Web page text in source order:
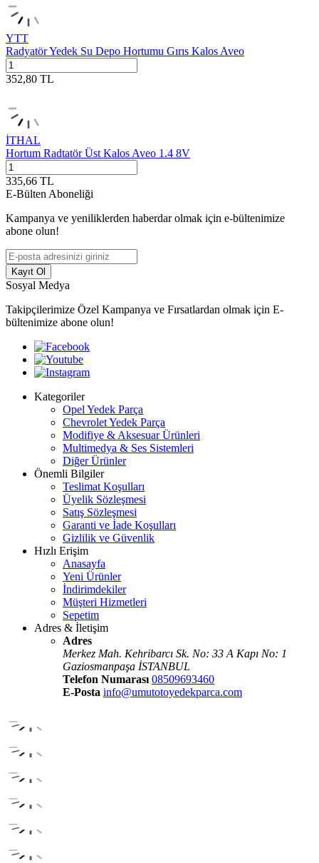
YTT
Radyatör Yedek Su Depo Hortumu Gırıs Kalos Aveo
352,80 TL
İTHAL
Hortum Radtatör Üst Kalos Aveo 1.4 8V
335,66 TL
E-Bülten Aboneliği
Kampanya ve yeniliklerden haberdar olmak için e-bültenimize
abone olun!
Kayıt Ol
Sosyal Medya
Takipçilerimize Özel Kampanya ve Fırsatlardan olmak için E-
bültenimize abone olun!
Kategoriler
Opel Yedek Parça
Chevrolet Yedek Parça
Modifiye & Aksesuar Ürünleri
Multimedya & Ses Sistemleri
Diğer Ürünler
Önemli Bilgiler
Teslimat Koşulları
Üyelik Sözleşmesi
Satış Sözleşmesi
Garanti ve İade Koşulları
Gizlilik ve Güvenlik
Hızlı Erişim
Anasayfa
Yeni Ürünler
İndirimdekiler
Müşteri Hizmetleri
Sepetim
Adres & İletişim
Adres
Merkez Mah. Kehribarcı Sk. No: 33 A Kapı No: 1
Gaziosmanpaşa İSTANBUL
Telefon Numarası 08509693460
E-Posta info@umutotoyedekparca.com